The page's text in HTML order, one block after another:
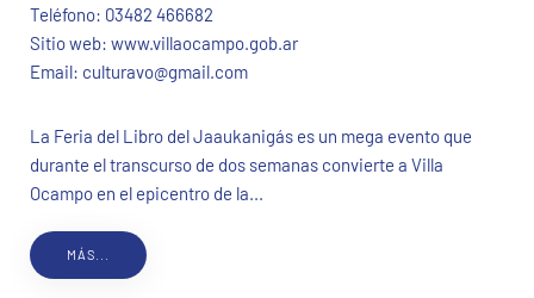
Teléfono: 03482 466682
Sitio web: www.villaocampo.gob.ar
Email: culturavo@gmail.com
La Feria del Libro del Jaaukanigás es un mega evento que
durante el transcurso de dos semanas convierte a Villa
Ocampo en el epicentro de la...
MÁS...